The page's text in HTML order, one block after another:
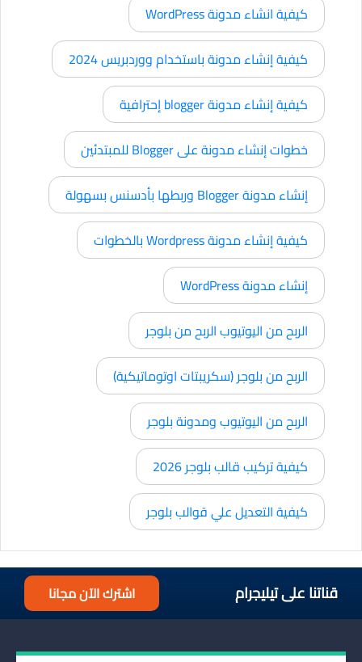
كيفية انشاء مدونة WordPress
كيفية إنشاء مدونة باستخدام ووردبريس 2024
كيفية إنشاء مدونة blogger إحترافية
خطوات إنشاء مدونة على Blogger للمبتدئين
إنشاء مدونة Blogger وربطها بأدسنس بسهولة
كيفية إنشاء مدونة Wordpress بالخطوات
إنشاء مدونة WordPress
الربح من اليوتيوب الربح من بلوجر
الربح من بلوجر (سكريبتات اوتوماتيكية)
الربح من اليوتيوب ومدونة بلوجر
كيفية تركيب قالب بلوجر 2026
كيفية التعديل علي قوالب بلوجر
قناتنا على تيليجرام اشترك الآن مجانا